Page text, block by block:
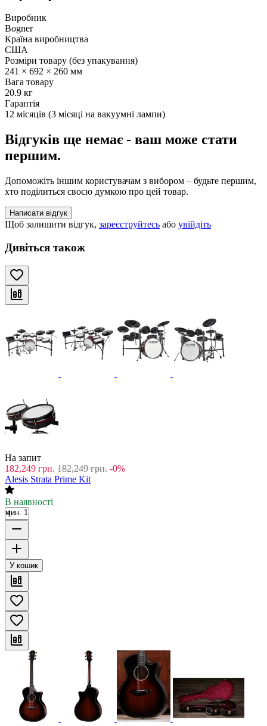
Виробник
Bogner
Країна виробництва
США
Розміри товару (без упакування)
241 × 692 × 260 мм
Вага товару
20.9 кг
Гарантія
12 місяців (3 місяці на вакуумні лампи)
Відгуків ще немає - ваш може стати
першим.
Допоможіть іншим користувачам з вибором – будьте першим,
хто поділиться своєю думкою про цей товар.
Написати відгук
Щоб залишити відгук, зареєструйтесь або увійдіть
Дивіться також
На запит
182,249 грн. 182,249 грн. -0%
Alesis Strata Prime Kit
В наявності
мин. 1
У кошик